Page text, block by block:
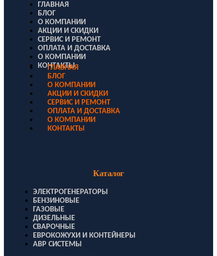
ГЛАВНАЯ
БЛОГ
О КОМПАНИИ
АКЦИИ И СКИДКИ
СЕРВИС И РЕМОНТ
ОПЛАТА И ДОСТАВКА
О КОМПАНИИ
КОНТАКТЫ
ГЛАВНАЯ
БЛОГ
О КОМПАНИИ
АКЦИИ И СКИДКИ
СЕРВИС И РЕМОНТ
ОПЛАТА И ДОСТАВКА
О КОМПАНИИ
КОНТАКТЫ
Каталог
ЭЛЕКТРОГЕНЕРАТОРЫ
БЕНЗИНОВЫЕ
ГАЗОВЫЕ
ДИЗЕЛЬНЫЕ
СВАРОЧНЫЕ
ЕВРОКОЖУХИ И КОНТЕЙНЕРЫ
АВР СИСТЕМЫ